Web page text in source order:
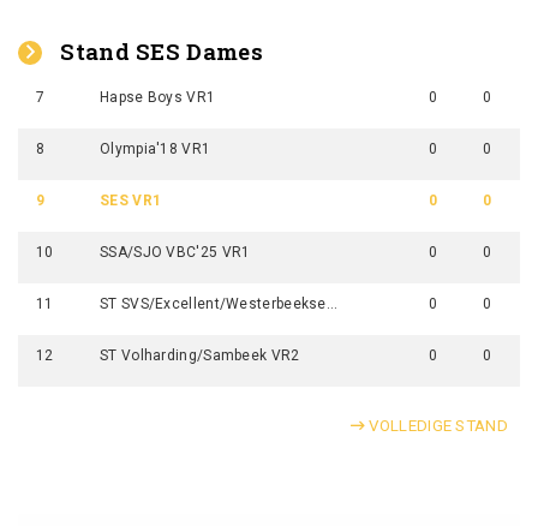
Stand SES Dames
7 Hapse Boys VR1 0 0
8 Olympia'18 VR1 0 0
9 SES VR1 0 0
10 SSA/SJO VBC'25 VR1 0 0
11 ST SVS/Excellent/Westerbeekse Boys VR1 0 0
12 ST Volharding/Sambeek VR2 0 0
VOLLEDIGE STAND